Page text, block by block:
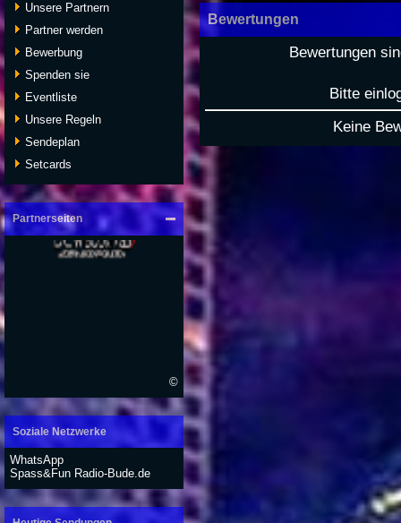
Unsere Partnern
Partner werden
Bewerbung
Spenden sie
Eventliste
Unsere Regeln
Sendeplan
Setcards
Partnerseiten
©
Soziale Netzwerke
WhatsApp
Spass&Fun Radio-Bude.de
Bewertungen
Bewertungen
Bitte
Keine